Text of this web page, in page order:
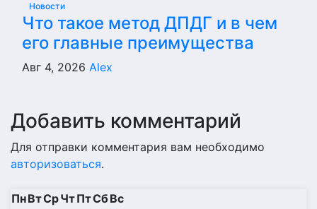
Новости
Что такое метод ДПДГ и в чем
его главные преимущества
Авг 4, 2026 Alex
Добавить комментарий
Для отправки комментария вам необходимо
авторизоваться.
ПнВтСрЧтПтСбВс